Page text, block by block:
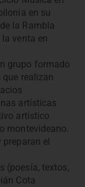
en su
la Rambla
venta en
grupo formado
realizan
artísticas
artístico
montevideano.
el
(poesía, textos,
Cota